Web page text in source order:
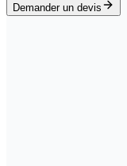
Demander un devis